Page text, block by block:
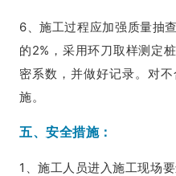
6、施工过程应加强质量抽
的2%，采用环刀取样测定
密系数，并做好记录。对
施。
五、安全措施：
1、施工人员进入施工现场